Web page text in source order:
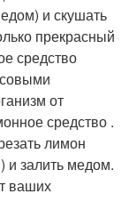
и скушать
прекрасный
средство
от
средство .
лимон
и залить медом.
ваших